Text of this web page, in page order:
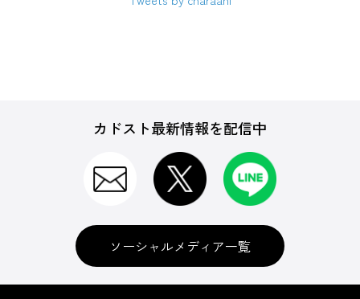
カドスト最新情報を配信中
ソーシャルメディア一覧